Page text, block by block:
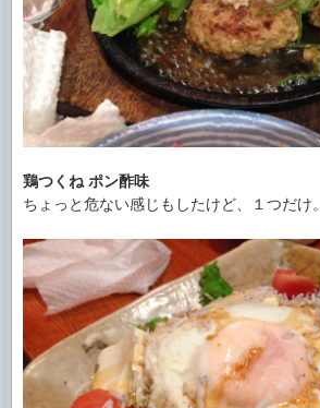
鶏つくね ポン酢味
ちょっと危ない感じもしたけど、１つだけ。